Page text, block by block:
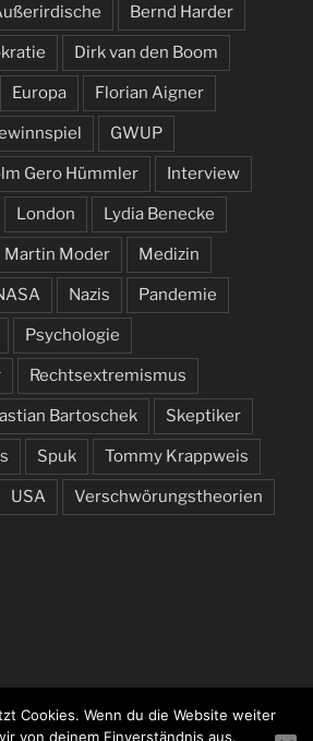
Bernd Harder
Dirk van den Boom
Europa Florian Aigner
GWUP
Gero Hümmler Interview
London Lydia Benecke
Martin Moder Medizin
Nazis Pandemie
Psychologie
Rechtsextremismus
Bartoschek Skeptiker
Spuk Tommy Krappweis
USA Verschwörungstheorien
Cookies. Wenn du die Website weiter
von deinem Einverständnis aus.